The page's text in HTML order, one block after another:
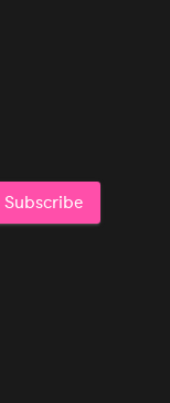
Subscribe